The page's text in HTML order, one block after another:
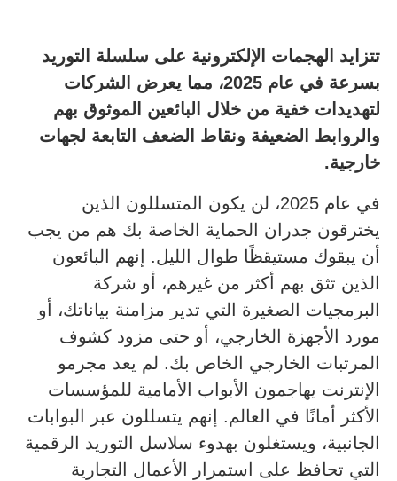
تتزايد الهجمات الإلكترونية على سلسلة التوريد
بسرعة في عام 2025، مما يعرض الشركات
لتهديدات خفية من خلال البائعين الموثوق بهم
والروابط الضعيفة ونقاط الضعف التابعة لجهات
خارجية.
في عام 2025، لن يكون المتسللون الذين
يخترقون جدران الحماية الخاصة بك هم من يجب
أن يبقوك مستيقظًا طوال الليل. إنهم البائعون
الذين تثق بهم أكثر من غيرهم، أو شركة
البرمجيات الصغيرة التي تدير مزامنة بياناتك، أو
مورد الأجهزة الخارجي، أو حتى مزود كشوف
المرتبات الخارجي الخاص بك. لم يعد مجرمو
الإنترنت يهاجمون الأبواب الأمامية للمؤسسات
الأكثر أمانًا في العالم. إنهم يتسللون عبر البوابات
الجانبية، ويستغلون بهدوء سلاسل التوريد الرقمية
التي تحافظ على استمرار الأعمال التجارية